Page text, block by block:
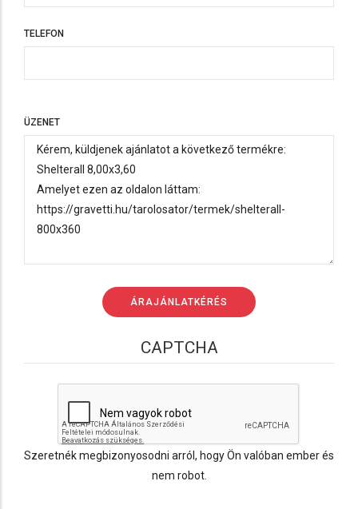
TELEFON
ÜZENET
CAPTCHA
Szeretnék megbizonyosodni arról, hogy Ön valóban ember és
nem robot.